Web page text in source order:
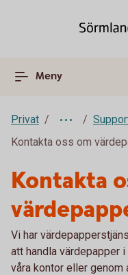
Meny
Privat
Kontakta oss om
Kontakta
Vi har
att handla värdepapper
våra kontor eller genom